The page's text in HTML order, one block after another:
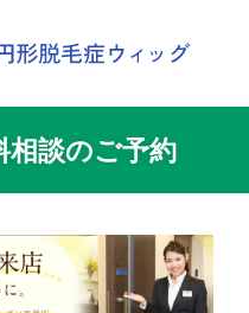
相談のご予約